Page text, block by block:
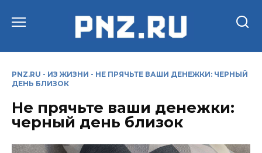
PNZ.RU - ИЗ ЖИЗНИ - НЕ ПРЯЧЬТЕ ВАШИ ДЕНЕЖКИ: ЧЕРНЫЙ
ДЕНЬ БЛИЗОК
Не прячьте ваши денежки:
черный день близок